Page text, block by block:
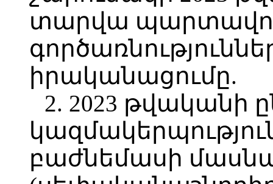
տարվա
իրականացումը.
2. 2023 թվականի
բաժնեմասի